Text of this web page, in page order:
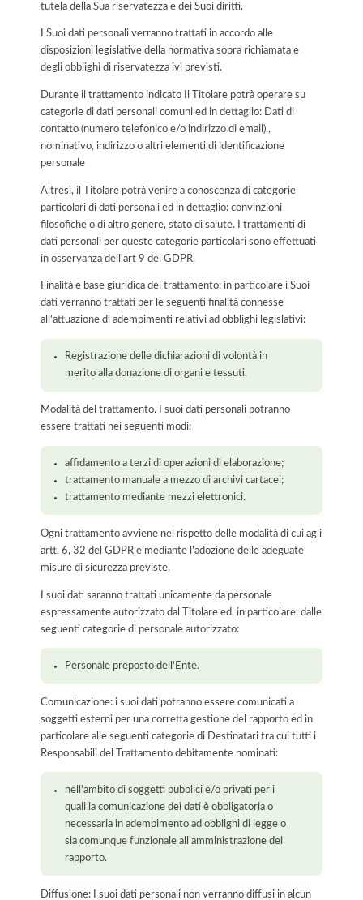
tutela della Sua riservatezza e dei Suoi diritti.
I Suoi dati personali verranno trattati in accordo alle
disposizioni legislative della normativa sopra richiamata e
degli obblighi di riservatezza ivi previsti.
Durante il trattamento indicato Il Titolare potrà operare su
categorie di dati personali comuni ed in dettaglio: Dati di
contatto (numero telefonico e/o indirizzo di email).,
nominativo, indirizzo o altri elementi di identificazione
personale
Altresì, il Titolare potrà venire a conoscenza di categorie
particolari di dati personali ed in dettaglio: convinzioni
filosofiche o di altro genere, stato di salute. I trattamenti di
dati personali per queste categorie particolari sono effettuati
in osservanza dell'art 9 del GDPR.
Finalità e base giuridica del trattamento: in particolare i Suoi
dati verranno trattati per le seguenti finalità connesse
all'attuazione di adempimenti relativi ad obblighi legislativi:
Registrazione delle dichiarazioni di volontà in
merito alla donazione di organi e tessuti.
Modalità del trattamento. I suoi dati personali potranno
essere trattati nei seguenti modi:
affidamento a terzi di operazioni di elaborazione;
trattamento manuale a mezzo di archivi cartacei;
trattamento mediante mezzi elettronici.
Ogni trattamento avviene nel rispetto delle modalità di cui agli
artt. 6, 32 del GDPR e mediante l'adozione delle adeguate
misure di sicurezza previste.
I suoi dati saranno trattati unicamente da personale
espressamente autorizzato dal Titolare ed, in particolare, dalle
seguenti categorie di personale autorizzato:
Personale preposto dell'Ente.
Comunicazione: i suoi dati potranno essere comunicati a
soggetti esterni per una corretta gestione del rapporto ed in
particolare alle seguenti categorie di Destinatari tra cui tutti i
Responsabili del Trattamento debitamente nominati:
nell'ambito di soggetti pubblici e/o privati per i
quali la comunicazione dei dati è obbligatoria o
necessaria in adempimento ad obblighi di legge o
sia comunque funzionale all'amministrazione del
rapporto.
Diffusione: I suoi dati personali non verranno diffusi in alcun